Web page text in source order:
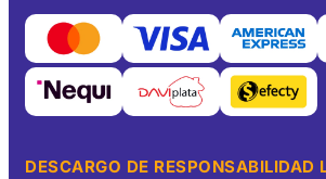
DESCARGO DE RESPONSABILIDAD